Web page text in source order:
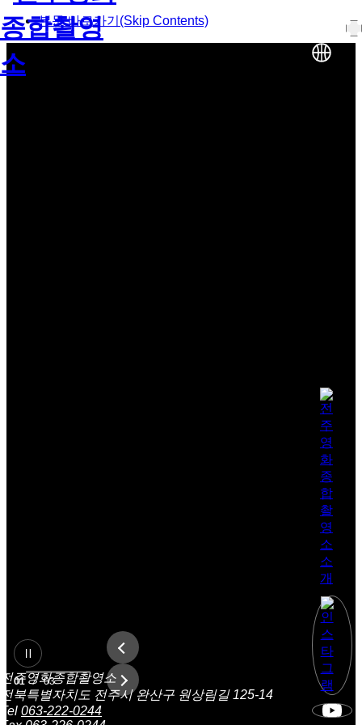
본문 바로가기(Skip Contents)
01 / 03
전주영화종합촬영소
전북특별자치도 전주시 완산구 원상림길 125-14
Tel 063-222-0244